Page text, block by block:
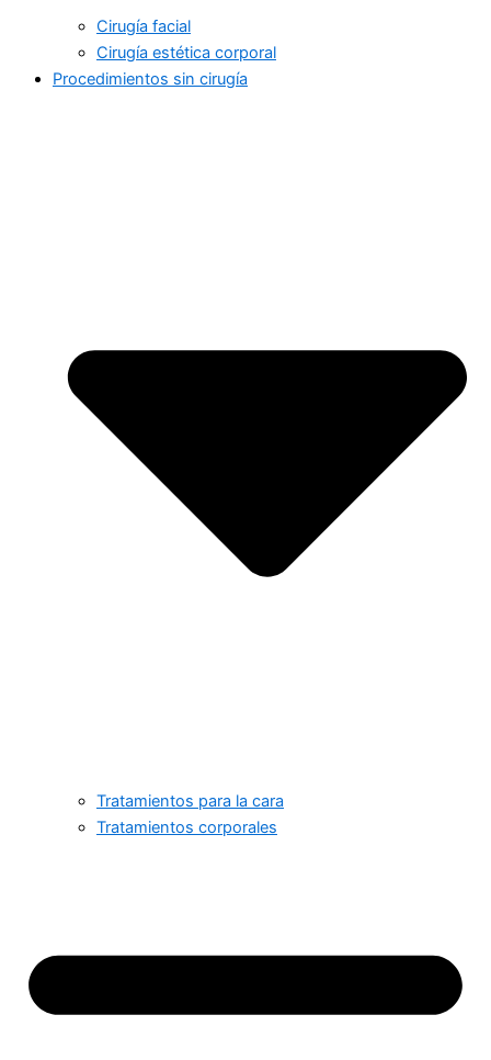
Cirugía facial
Cirugía estética corporal
Procedimientos sin cirugía
Tratamientos para la cara
Tratamientos corporales